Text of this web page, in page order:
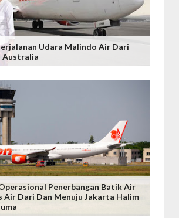
Udara Malindo Air Dari
Australia
Penerbangan Batik Air
Air Dari Dan Menuju Jakarta Halim